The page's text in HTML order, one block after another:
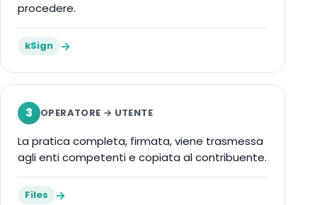
procedere.
kSign →
3 OPERATORE → UTENTE
La pratica completa, firmata, viene trasmessa
agli enti competenti e copiata al contribuente.
Files →